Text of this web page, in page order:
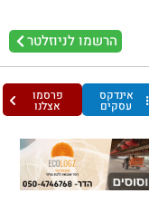
הרשמו לניוזלטר
אינדקס
עסקים
פרסמו
אצלנו